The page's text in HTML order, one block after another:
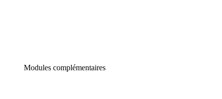
Modules complémentaires